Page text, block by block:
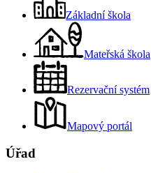
Základní škola
Mateřská škola
Rezervační systém
Mapový portál
Úřad